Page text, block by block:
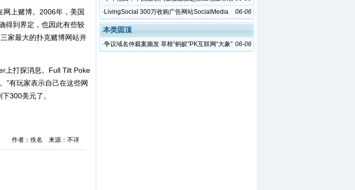
上赌博。2006年，美国
得到界定，也因此有些较
家最大的扑克赌博网站并
打探消息。Full Tilt Poke
”有玩家表示自己在这些网
300美元了。
作者：佚名 来源：不详
06-06
· LivingSocial 300万收购广告网站SocialMedia
本类固顶
06-06
·争议域名仲裁案频发 草根“蚂蚁”PK互联网“大象”